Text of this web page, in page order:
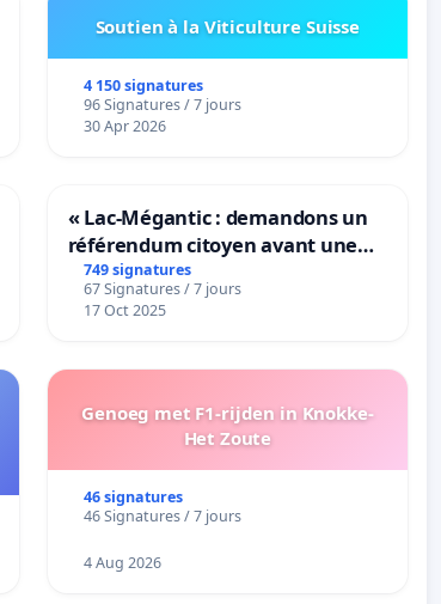
Soutien à la Viticulture Suisse
4 150 signatures
96 Signatures / 7 jours
30 Apr 2026
« Lac-Mégantic : demandons un
référendum citoyen avant une
transformation irréversible de
notre territoire »
749 signatures
67 Signatures / 7 jours
17 Oct 2025
Genoeg met F1-rijden in Knokke-
Het Zoute
46 signatures
46 Signatures / 7 jours
4 Aug 2026